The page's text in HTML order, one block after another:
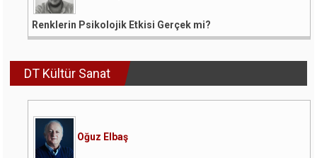
Renklerin Psikolojik Etkisi Gerçek mi?
DT Kültür Sanat
Oğuz Elbaş